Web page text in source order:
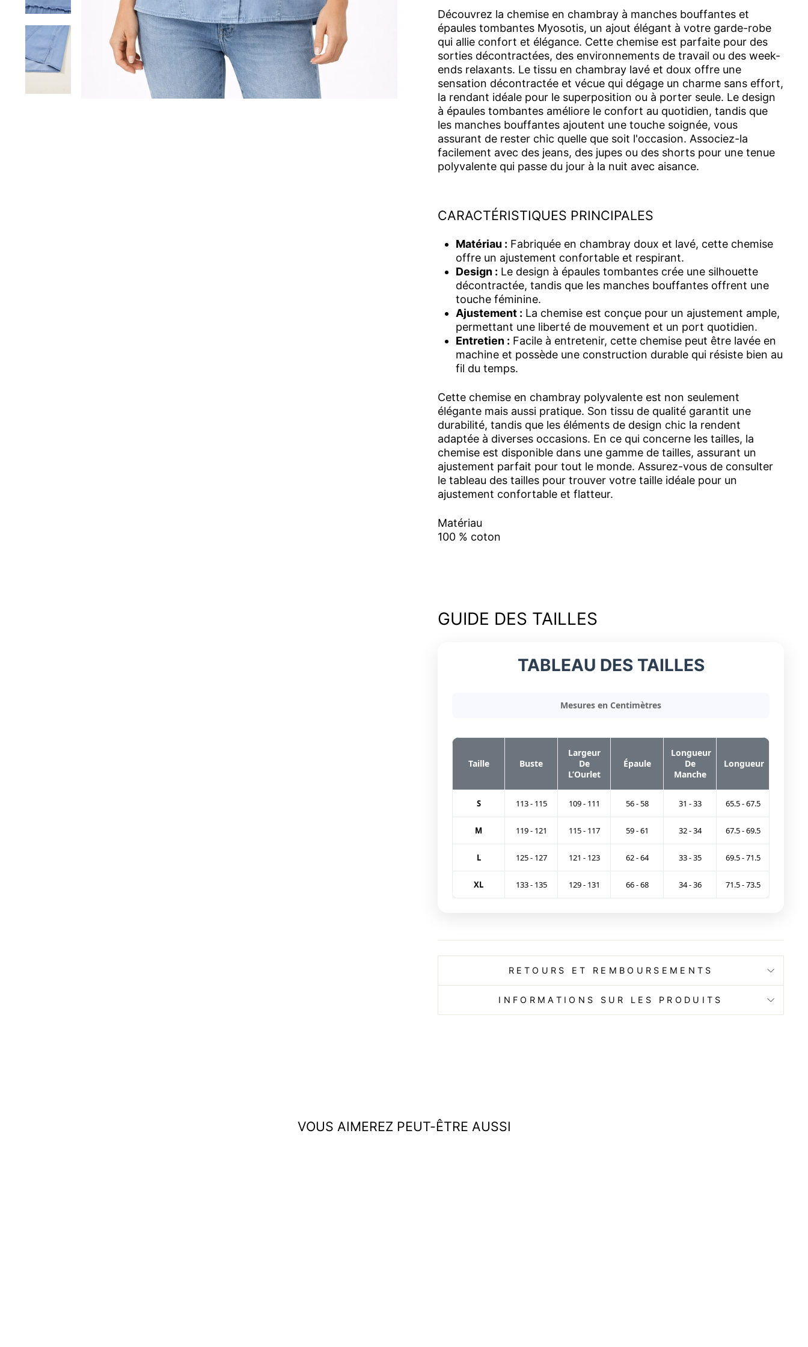
Découvrez la chemise en chambray à manches bouffantes et
épaules tombantes Myosotis, un ajout élégant à votre garde-robe
qui allie confort et élégance. Cette chemise est parfaite pour des
sorties décontractées, des environnements de travail ou des week-
ends relaxants. Le tissu en chambray lavé et doux offre une
sensation décontractée et vécue qui dégage un charme sans effort,
la rendant idéale pour le superposition ou à porter seule. Le design
à épaules tombantes améliore le confort au quotidien, tandis que
les manches bouffantes ajoutent une touche soignée, vous
assurant de rester chic quelle que soit l'occasion. Associez-la
facilement avec des jeans, des jupes ou des shorts pour une tenue
polyvalente qui passe du jour à la nuit avec aisance.
CARACTÉRISTIQUES PRINCIPALES
Matériau : Fabriquée en chambray doux et lavé, cette chemise
offre un ajustement confortable et respirant.
Design : Le design à épaules tombantes crée une silhouette
décontractée, tandis que les manches bouffantes offrent une
touche féminine.
Ajustement : La chemise est conçue pour un ajustement ample,
permettant une liberté de mouvement et un port quotidien.
Entretien : Facile à entretenir, cette chemise peut être lavée en
machine et possède une construction durable qui résiste bien au
fil du temps.
Cette chemise en chambray polyvalente est non seulement
élégante mais aussi pratique. Son tissu de qualité garantit une
durabilité, tandis que les éléments de design chic la rendent
adaptée à diverses occasions. En ce qui concerne les tailles, la
chemise est disponible dans une gamme de tailles, assurant un
ajustement parfait pour tout le monde. Assurez-vous de consulter
le tableau des tailles pour trouver votre taille idéale pour un
ajustement confortable et flatteur.
Matériau
100 % coton
GUIDE DES TAILLES
TABLEAU DES TAILLES
Mesures en Centimètres
Taille Buste
Largeur
De
L’Ourlet
Épaule
Longueur
De
Manche
Longueur
S 113 - 115 109 - 111 56 - 58 31 - 33 65.5 - 67.5
M 119 - 121 115 - 117 59 - 61 32 - 34 67.5 - 69.5
L 125 - 127 121 - 123 62 - 64 33 - 35 69.5 - 71.5
XL 133 - 135 129 - 131 66 - 68 34 - 36 71.5 - 73.5
RETOURS ET REMBOURSEMENTS
INFORMATIONS SUR LES PRODUITS
VOUS AIMEREZ PEUT-ÊTRE AUSSI